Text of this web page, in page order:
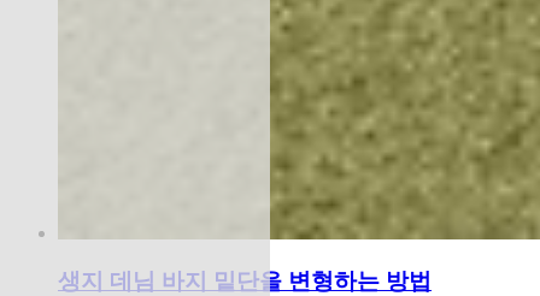
생지 데님 바지 밑단을 변형하는 방법